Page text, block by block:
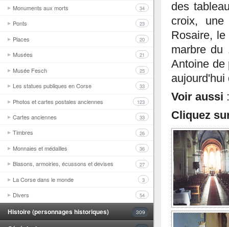
Monuments aux morts 34
Ponts 23
Places 20
Musées 21
Musée Fesch 25
Les statues publiques en Corse 33
Photos et cartes postales anciennes 123
Cartes anciennes 33
Timbres 26
Monnaies et médailles 36
Blasons, armoiries, écussons et devises 27
La Corse dans le monde 3
Divers 54
Histoire (personnages historiques) 309
des
croix,
Rosaire,
marbre du
Antoine de
aujourd'hui
Voir aussi
Cliquez